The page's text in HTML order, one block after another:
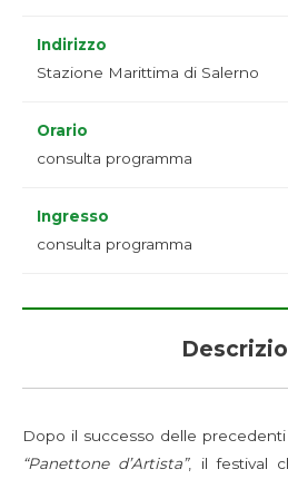
Indirizzo
Stazione Marittima di Salerno
Orario
consulta programma
Ingresso
consulta programma
Dopo il successo delle
“Panettone d’Artista”, il festival